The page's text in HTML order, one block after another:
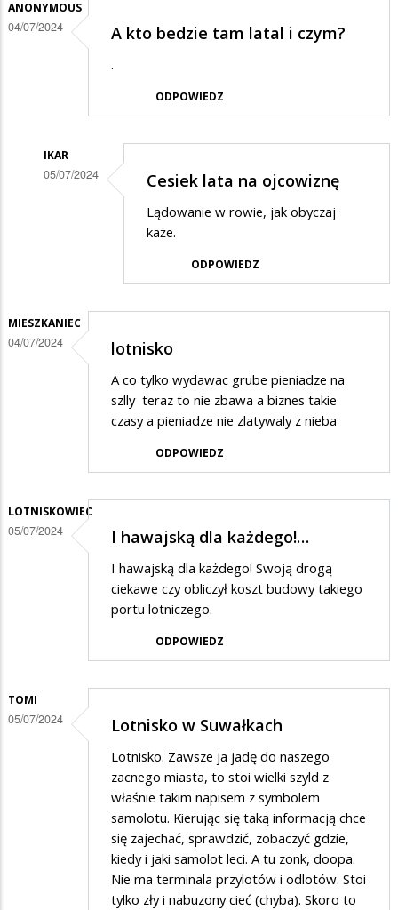
ANONYMOUS
04/07/2024 A kto bedzie tam latal i czym?
.
ODPOWIEDZ
IKAR
05/07/2024
na
czym?
Cesiek lata na ojcowiznę
Lądowanie w rowie, jak obyczaj
każe.
ODPOWIEDZ
MIESZKANIEC
04/07/2024 lotnisko
A co tylko wydawac grube pieniadze na
szlly teraz to nie zbawa a biznes takie
czasy a pieniadze nie zlatywaly z nieba
ODPOWIEDZ
LOTNISKOWIEC
05/07/2024 I hawajską dla każdego!…
I hawajską dla każdego! Swoją drogą
ciekawe czy obliczył koszt budowy takiego
portu lotniczego.
ODPOWIEDZ
TOMI
05/07/2024 Lotnisko w Suwałkach
Lotnisko. Zawsze ja jadę do naszego
zacnego miasta, to stoi wielki szyld z
właśnie takim napisem z symbolem
samolotu. Kierując się taką informacją chce
się zajechać, sprawdzić, zobaczyć gdzie,
kiedy i jaki samolot leci. A tu zonk, doopa.
Nie ma terminala przylotów i odlotów. Stoi
tylko zły i nabuzony cieć (chyba). Skoro to